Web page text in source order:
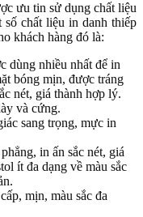
ưu tin sử dụng chất liệu
chất liệu in danh thiếp
khách hàng đó là:
dùng nhiều nhất để in
bóng mịn, được tráng
nét, giá thành hợp lý.
và cứng.
sang trọng, mực in
in ấn sắc nét, giá
ít đa dạng về màu sắc
mịn, màu sắc đa